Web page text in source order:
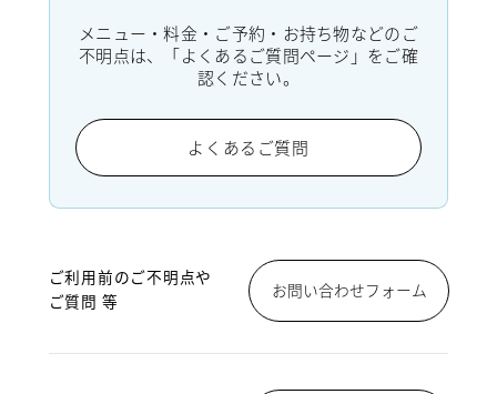
メニュー・料金・ご予約・お持ち物などのご
不明点は、「よくあるご質問ページ」をご確
認ください。
よくあるご質問
ご利用前のご不明点や
ご質問 等
お問い合わせフォーム